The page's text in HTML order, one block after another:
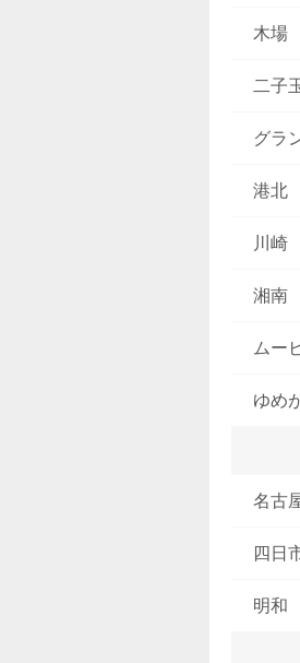
木場
二子
グラ
港北
川崎
湘南
ムー
ゆめ
名古
四日
明和